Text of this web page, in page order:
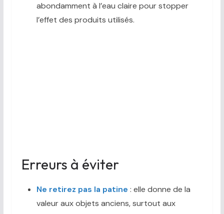
abondamment à l’eau claire pour stopper
l’effet des produits utilisés.
Erreurs à éviter
Ne retirez pas la patine : elle donne de la
valeur aux objets anciens, surtout aux